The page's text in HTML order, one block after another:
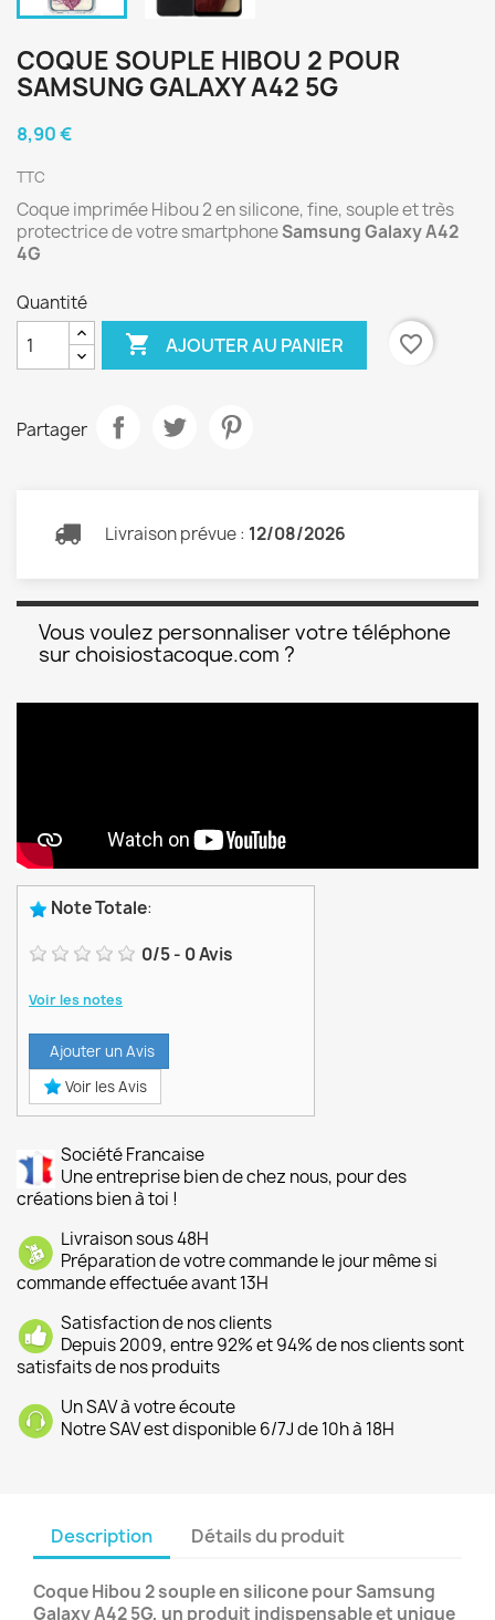
COQUE SOUPLE HIBOU 2 POUR
SAMSUNG GALAXY A42 5G
8,90 €
TTC
Coque imprimée Hibou 2 en silicone, fine, souple et très
protectrice de votre smartphoneSamsung GalaxyA42
4G
Quantité
 AJOUTER AU PANIER favorite_border
Partager
Livraison prévue : 12/08/2026
Vous voulez personnaliser votre téléphone
sur choisiostacoque.com ?
Note Totale:
0/5- 0Avis
Voir les notes
Ajouter un Avis
Voir les Avis
Société Francaise
Une entreprise bien de chez nous, pour des
créations bien à toi !
Livraison sous 48H
Préparation de votre commande le jour même si
commande effectuée avant 13H
Satisfaction de nos clients
Depuis 2009, entre 92% et 94% de nos clients sont
satisfaits de nos produits
Un SAV à votre écoute
Notre SAV est disponible 6/7J de 10h à 18H
Description Détails du produit
Coque Hibou 2 souple en silicone pour Samsung
Galaxy A42 5G, un produit indispensable et unique